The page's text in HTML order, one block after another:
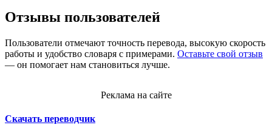
Отзывы пользователей
Пользователи отмечают точность перевода, высокую скорость
работы и удобство словаря с примерами. Оставьте свой отзыв
— он помогает нам становиться лучше.
Реклама на сайте
Скачать переводчик